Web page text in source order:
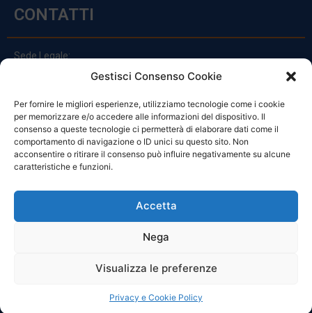
Gestisci Consenso Cookie
Per fornire le migliori esperienze, utilizziamo tecnologie come i cookie
per memorizzare e/o accedere alle informazioni del dispositivo. Il
consenso a queste tecnologie ci permetterà di elaborare dati come il
comportamento di navigazione o ID unici su questo sito. Non
acconsentire o ritirare il consenso può influire negativamente su alcune
caratteristiche e funzioni.
Accetta
Nega
Visualizza le preferenze
Privacy e Cookie Policy
CONTATTI
Sede Legale:
Via Principe Di Udine 144
clienti@officinefvg.it
info@officinefvg.it
posta@officinefvgpec.It
ORARI
Sabato: 8:00 – 12:00